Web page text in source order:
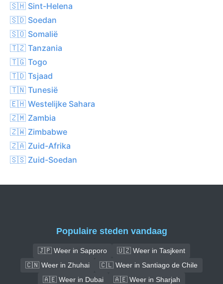
🇸🇭 Sint-Helena
🇸🇩 Soedan
🇸🇴 Somalië
🇹🇿 Tanzania
🇹🇬 Togo
🇹🇩 Tsjaad
🇹🇳 Tunesië
🇪🇭 Westelijke Sahara
🇿🇲 Zambia
🇿🇼 Zimbabwe
🇿🇦 Zuid-Afrika
🇸🇸 Zuid-Soedan
Populaire steden vandaag
🇯🇵 Weer in Sapporo
🇺🇿 Weer in Tasjkent
🇨🇳 Weer in Zhuhai
🇨🇱 Weer in Santiago de Chile
🇦🇪 Weer in Dubai
🇦🇪 Weer in Sharjah